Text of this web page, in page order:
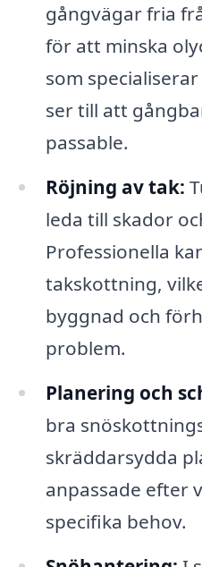
gångvägar fria
för att minska
som
ser till att
passable.
Röjning av tak:
leda till skador
Professionella
takskottning,
byggnad och
problem.
Planering och
bra
skräddarsydda
anpassade efter
specifika behov.